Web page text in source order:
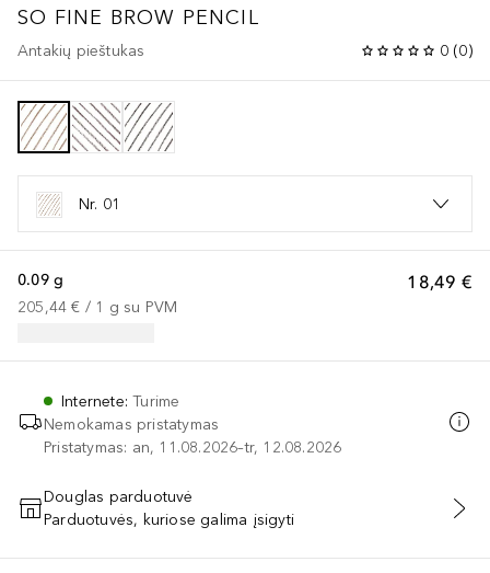
SO FINE BROW PENCIL
Antakių pieštukas 0 (0)
Nr. 01
18,49 €
0.09 g
205,44 € / 1 g su PVM
Internete:Turime
Nemokamas pristatymas
Pristatymas: an, 11.08.2026–tr, 12.08.2026
PRIDĖTI Į KREPŠELĮ
Douglas parduotuvė
Parduotuvės, kuriose galima įsigyti